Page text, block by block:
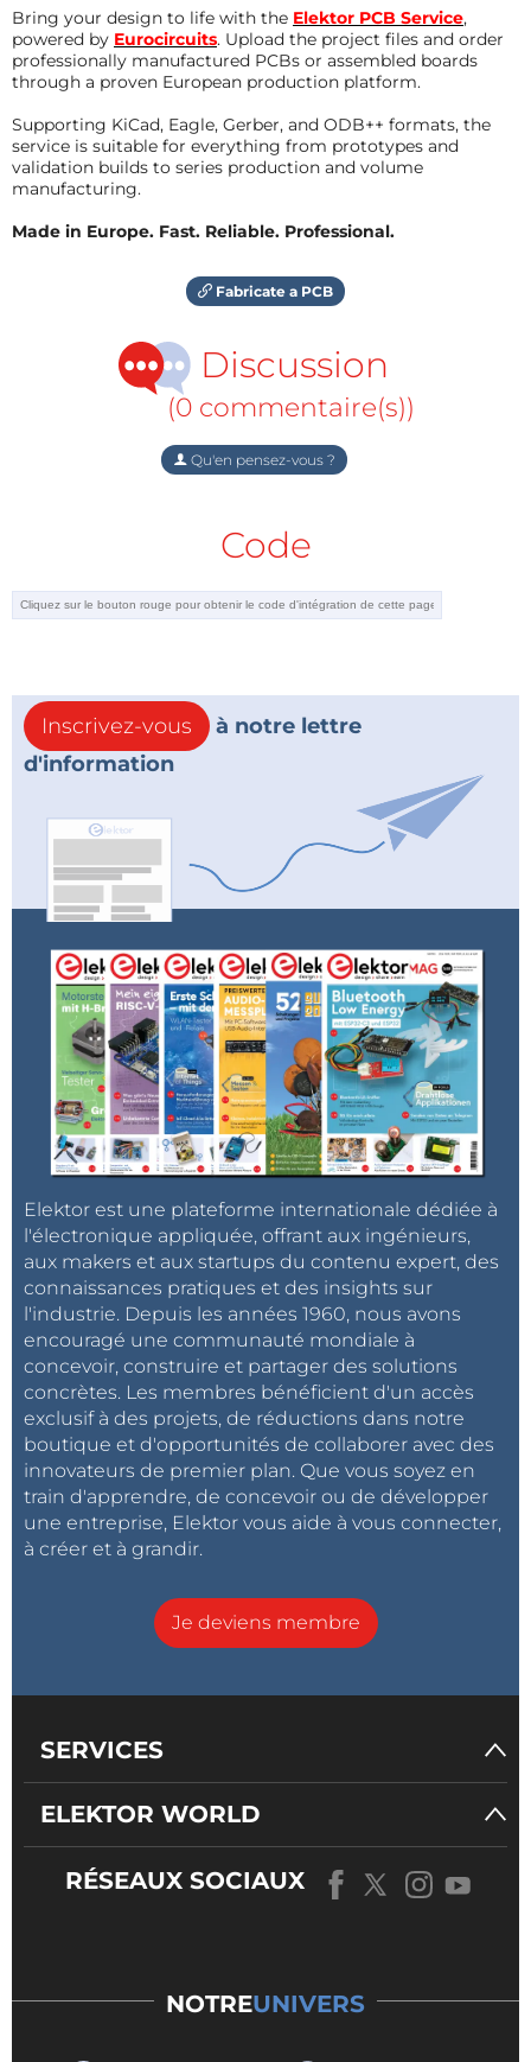
Bring your design to life with the Elektor PCB Service,
powered by Eurocircuits. Upload the project files and order
professionally manufactured PCBs or assembled boards
through a proven European production platform.
Supporting KiCad, Eagle, Gerber, and ODB++ formats, the
service is suitable for everything from prototypes and
validation builds to series production and volume
manufacturing.
Made in Europe. Fast. Reliable. Professional.
Fabricate a PCB
Discussion
(0 commentaire(s))
Qu'en pensez-vous ?
Code
Inscrivez-vous
à notre lettre
d'information
Elektor est une plateforme internationale dédiée à
l'électronique appliquée, offrant aux ingénieurs,
aux makers et aux startups du contenu expert, des
connaissances pratiques et des insights sur
l'industrie. Depuis les années 1960, nous avons
encouragé une communauté mondiale à
concevoir, construire et partager des solutions
concrètes. Les membres bénéficient d'un accès
exclusif à des projets, de réductions dans notre
boutique et d'opportunités de collaborer avec des
innovateurs de premier plan. Que vous soyez en
train d'apprendre, de concevoir ou de développer
une entreprise, Elektor vous aide à vous connecter,
à créer et à grandir.
Je deviens membre
SERVICES
ELEKTOR WORLD
RÉSEAUX SOCIAUX
NOTREUNIVERS